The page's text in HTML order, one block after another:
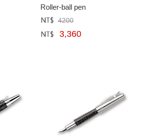
Roller-ball pen
定價﹕ 4200
網購﹕ 3,360